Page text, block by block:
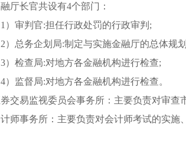
厅长官共设有4个部门：
）审判官:担任行政处罚的行政审判;
）总务企划局:制定与实施金融厅的总体规
）检查局:对地方各金融机构进行检查;
）监督局:对地方各金融机构进行检查。
交易监视委员会事务所：主要负责对审查
师事务所：主要负责对会计师考试的实施